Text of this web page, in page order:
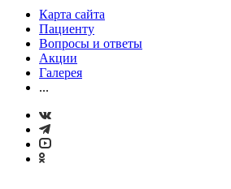
Карта сайта
Пациенту
Вопросы и ответы
Акции
Галерея
...